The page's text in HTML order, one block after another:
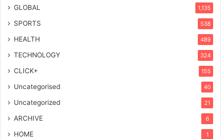
GLOBAL 1,135
SPORTS 538
HEALTH 489
TECHNOLOGY 324
CLICK+ 155
Uncategorised 40
Uncategorized 21
ARCHIVE 6
HOME 1